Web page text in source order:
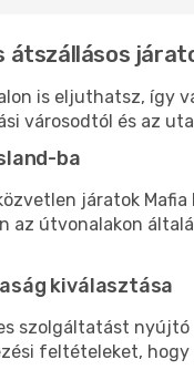
átszállásos
is eljuthatsz, így
városodtól és az
ba
járatok
az útvonalakon
kiválasztása
szolgáltatást
feltételeket,